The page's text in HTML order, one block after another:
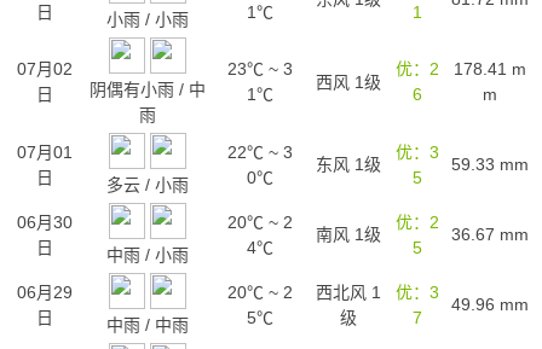
日
小雨/ 小雨
1℃
1
07月02
日
阴偶有小雨/ 中
雨
23℃ ~ 3
1℃
西风 1级
优：2
6
178.41 m
m
07月01
日
多云/ 小雨
22℃ ~ 3
0℃
东风 1级
优：3
5
59.33 mm
06月30
日
中雨/ 小雨
20℃ ~ 2
4℃
南风 1级
优：2
5
36.67 mm
06月29
日
中雨/ 中雨
20℃ ~ 2
5℃
西北风 1
级
优：3
7
49.96 mm